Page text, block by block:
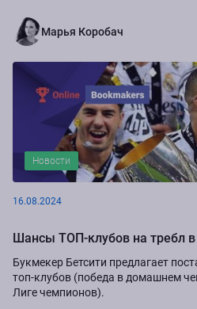
Марья Коробач
Новости
16.08.2024
Шансы ТОП-клубов на требл
Букмекер Бетсити предлагает
топ-клубов (победа в домашнем
Лиге чемпионов).